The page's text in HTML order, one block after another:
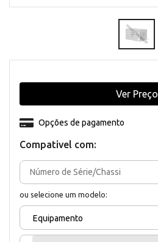
Compativel com:
ou selecione um modelo:
Equipamento
Opções de pagamento
Ver Preço